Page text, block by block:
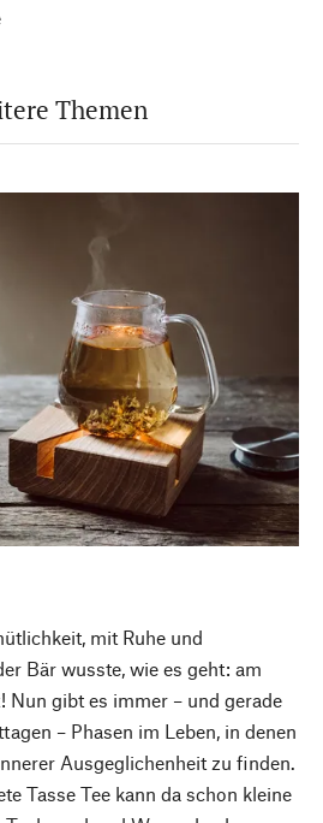
Themen
mit Ruhe und
Bär wusste, wie es geht: am
Nun gibt es immer – und gerade
– Phasen im Leben, in denen
Ausgeglichenheit zu finden.
Tasse Tee kann da schon kleine